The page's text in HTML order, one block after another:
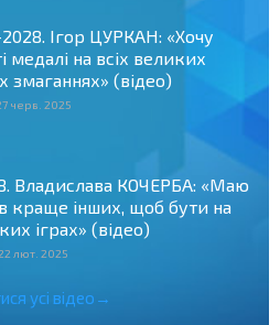
2028. Ігор ЦУРКАН: «Хочу
медалі на всіх великих
змаганнях» (відео)
черв. 2025
Владислава КОЧЕРБА: «Маю
краще інших, щоб бути на
іграх» (відео)
лют. 2025
усі відео→